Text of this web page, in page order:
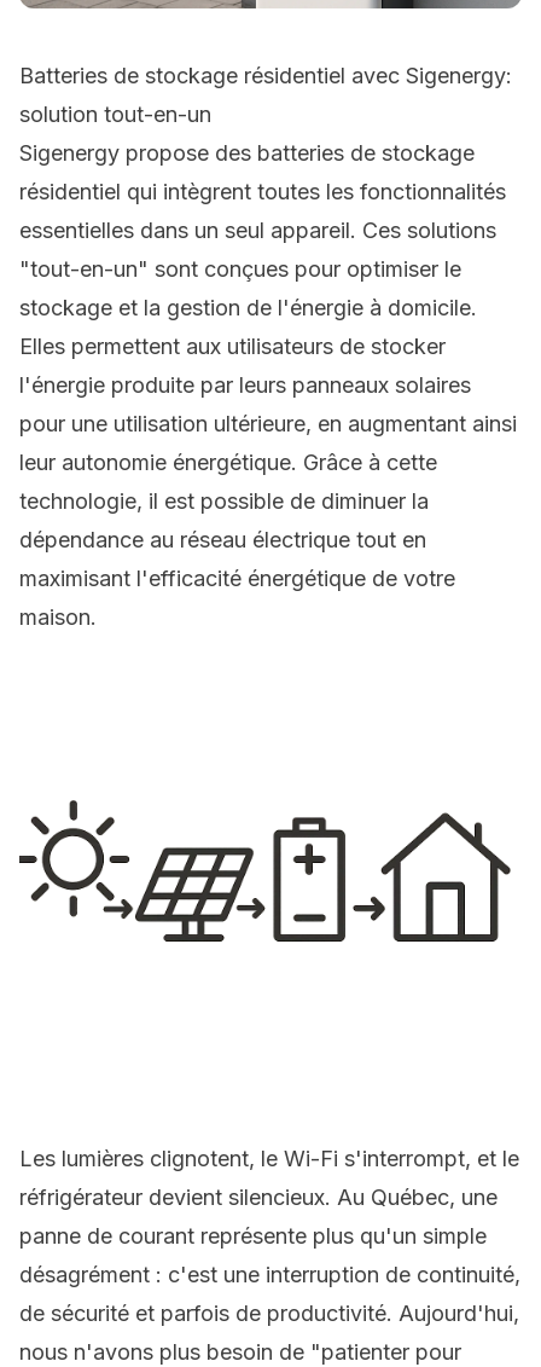
Batteries de stockage résidentiel avec Sigenergy:
solution tout-en-un
Sigenergy propose des batteries de stockage
résidentiel qui intègrent toutes les fonctionnalités
essentielles dans un seul appareil. Ces solutions
"tout-en-un" sont conçues pour optimiser le
stockage et la gestion de l'énergie à domicile.
Elles permettent aux utilisateurs de stocker
l'énergie produite par leurs panneaux solaires
pour une utilisation ultérieure, en augmentant ainsi
leur autonomie énergétique. Grâce à cette
technologie, il est possible de diminuer la
dépendance au réseau électrique tout en
maximisant l'efficacité énergétique de votre
maison.
Les lumières clignotent, le Wi-Fi s'interrompt, et le
réfrigérateur devient silencieux. Au Québec, une
panne de courant représente plus qu'un simple
désagrément : c'est une interruption de continuité,
de sécurité et parfois de productivité. Aujourd'hui,
nous n'avons plus besoin de "patienter pour